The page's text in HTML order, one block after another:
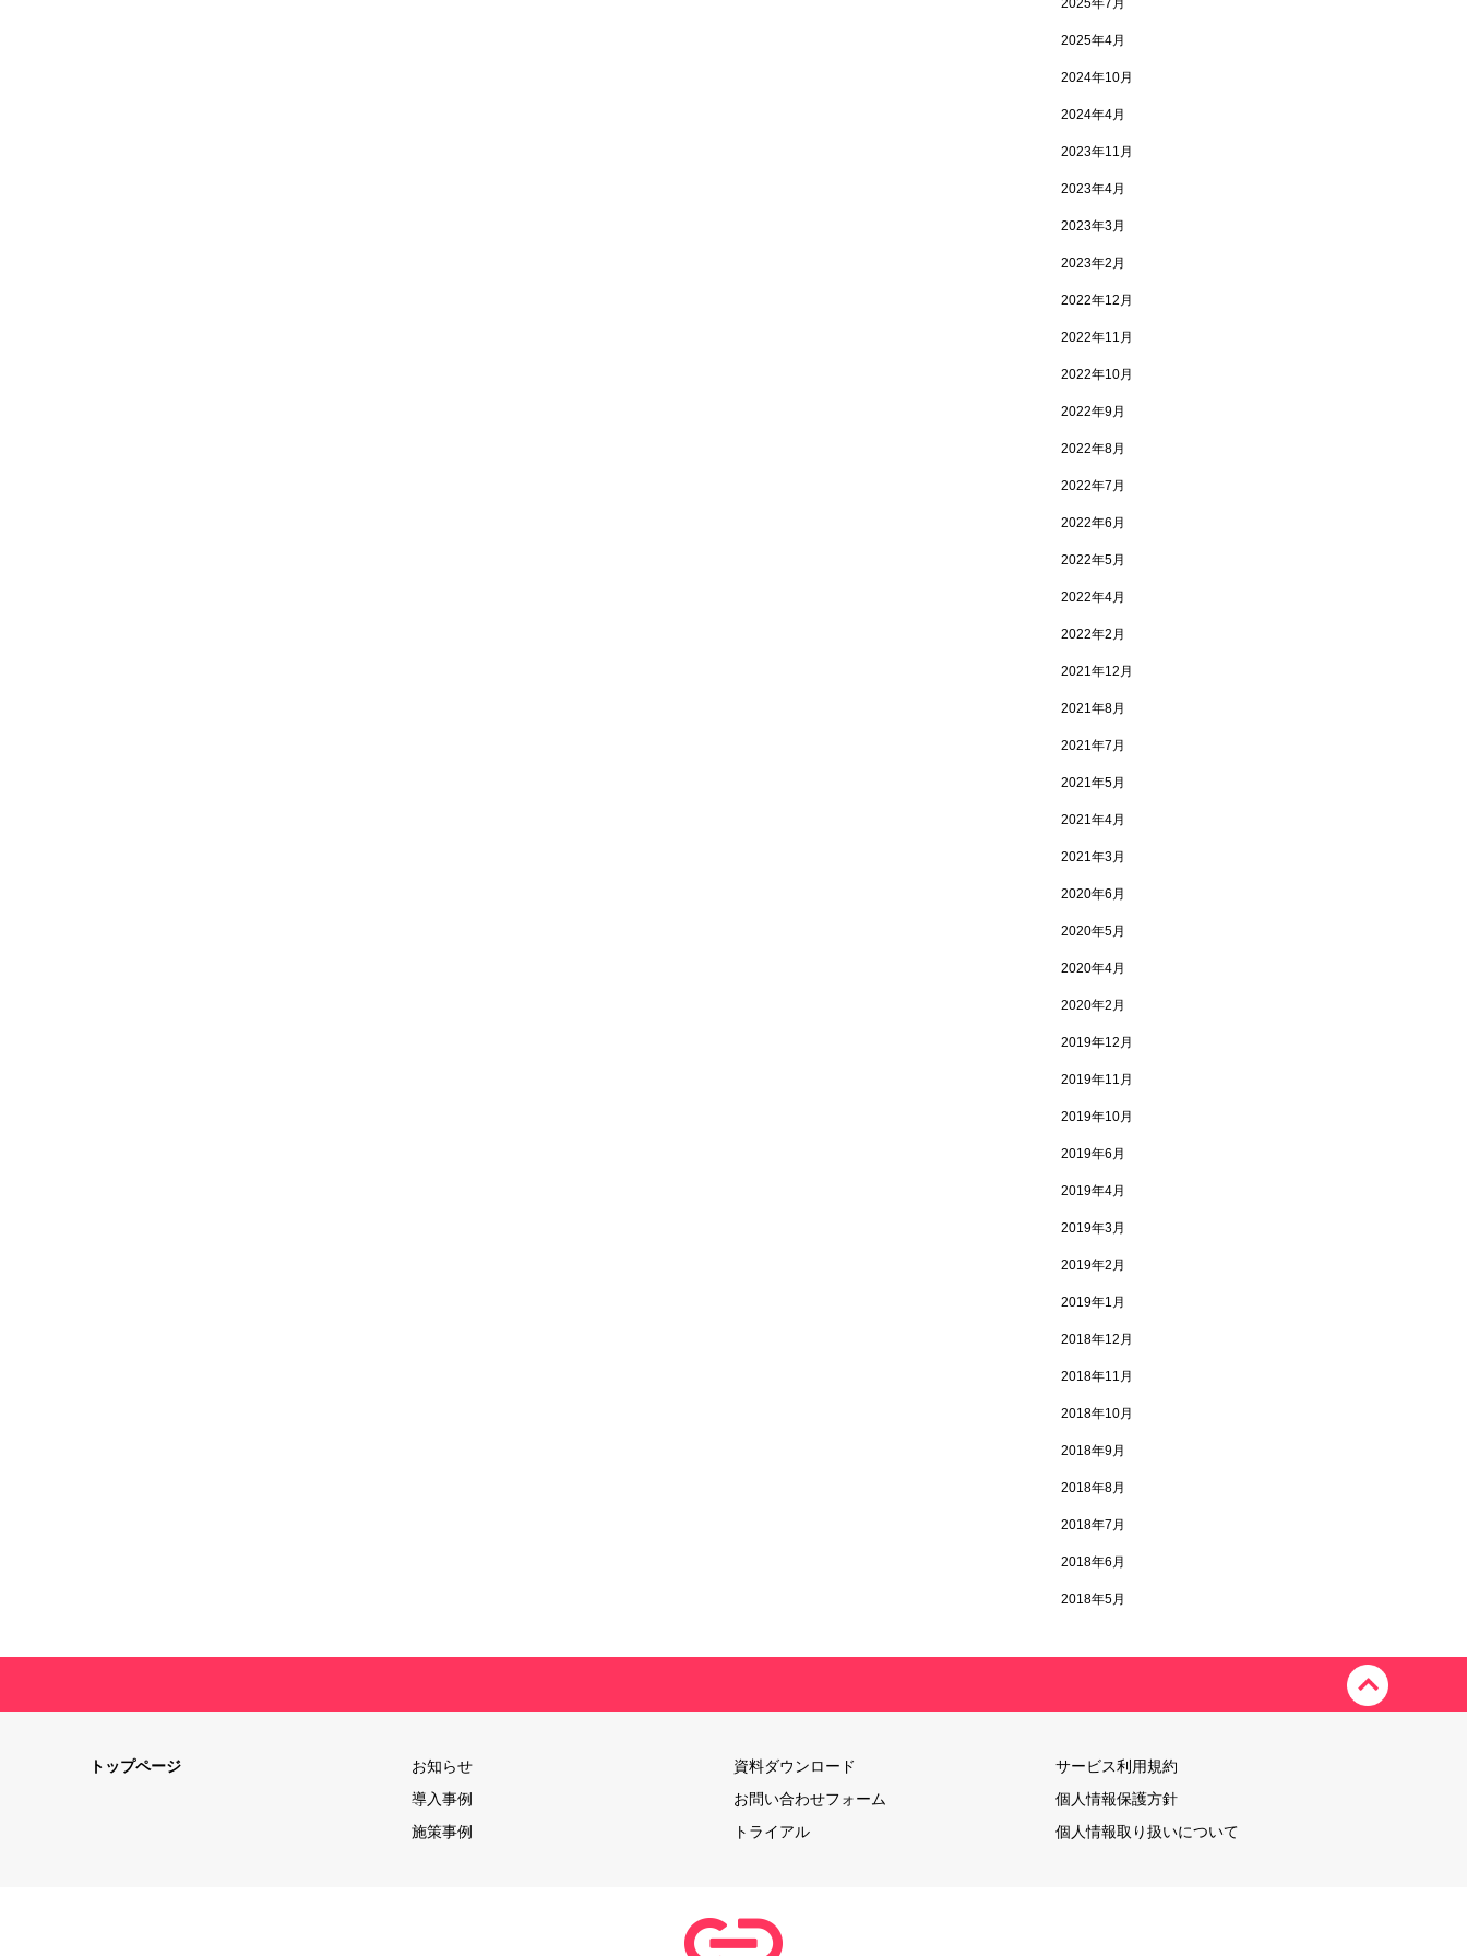
2025年7月
2025年4月
2024年10月
2024年4月
2023年11月
2023年4月
2023年3月
2023年2月
2022年12月
2022年11月
2022年10月
2022年9月
2022年8月
2022年7月
2022年6月
2022年5月
2022年4月
2022年2月
2021年12月
2021年8月
2021年7月
2021年5月
2021年4月
2021年3月
2020年6月
2020年5月
2020年4月
2020年2月
2019年12月
2019年11月
2019年10月
2019年6月
2019年4月
2019年3月
2019年2月
2019年1月
2018年12月
2018年11月
2018年10月
2018年9月
2018年8月
2018年7月
2018年6月
2018年5月
トップページ
お知らせ
導入事例
施策事例
資料ダウンロード
お問い合わせフォーム
トライアル
サービス利用規約
個人情報保護方針
個人情報取り扱いについて